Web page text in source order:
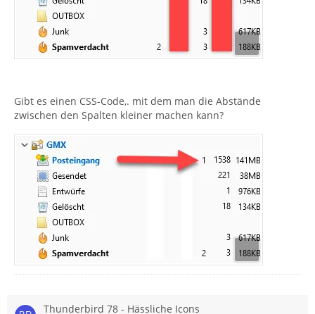
Gibt es einen CSS-Code,. mit dem man die Abstände
zwischen den Spalten kleiner machen kann?
Thunderbird 78 - Hässliche Icons